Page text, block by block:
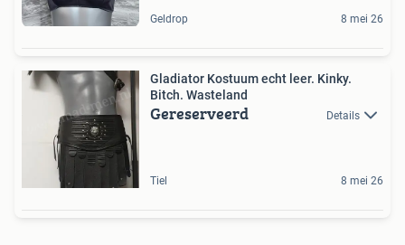
Geldrop 8 mei 26
Gladiator Kostuum echt leer. Kinky.
Bitch. Wasteland
Gereserveerd Details
Tiel 8 mei 26